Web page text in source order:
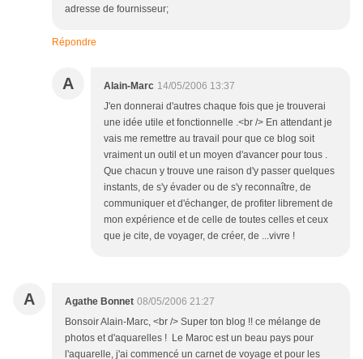
adresse de fournisseur;
Répondre
A Alain-Marc 14/05/2006 13:37
J'en donnerai d'autres chaque fois que je trouverai
une idée utile et fonctionnelle .<br /> En attendant je
vais me remettre au travail pour que ce blog soit
vraiment un outil et un moyen d'avancer pour tous .
Que chacun y trouve une raison d'y passer quelques
instants, de s'y évader ou de s'y reconnaître, de
communiquer et d'échanger, de profiter librement de
mon expérience et de celle de toutes celles et ceux
que je cite, de voyager, de créer, de ...vivre !
A Agathe Bonnet 08/05/2006 21:27
Bonsoir Alain-Marc, <br /> Super ton blog !! ce mélange de
photos et d'aquarelles ! Le Maroc est un beau pays pour
l'aquarelle, j'ai commencé un carnet de voyage et pour les